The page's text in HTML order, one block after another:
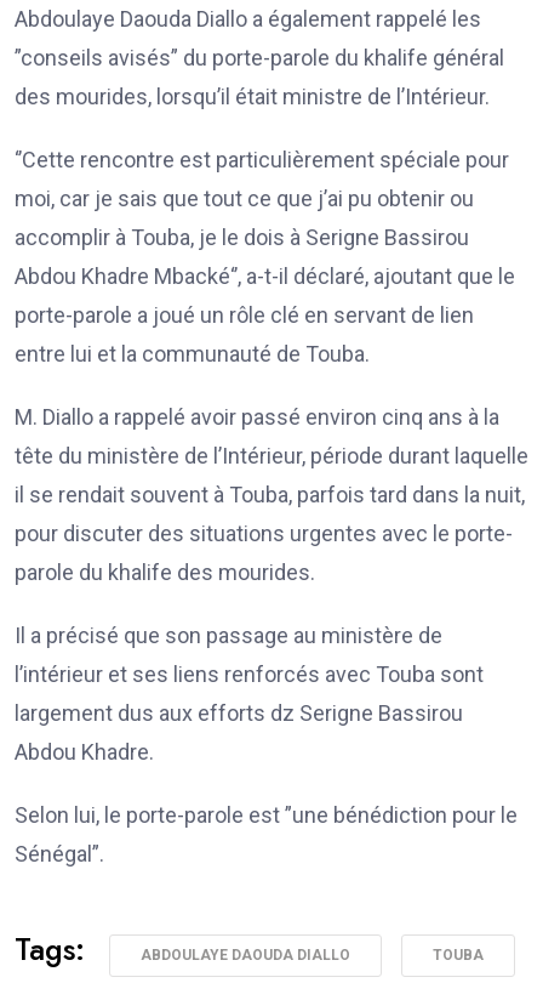
Abdoulaye Daouda Diallo a également rappelé les
”conseils avisés” du porte-parole du khalife général
des mourides, lorsqu’il était ministre de l’Intérieur.
‘’Cette rencontre est particulièrement spéciale pour
moi, car je sais que tout ce que j’ai pu obtenir ou
accomplir à Touba, je le dois à Serigne Bassirou
Abdou Khadre Mbacké‘’, a-t-il déclaré, ajoutant que le
porte-parole a joué un rôle clé en servant de lien
entre lui et la communauté de Touba.
M. Diallo a rappelé avoir passé environ cinq ans à la
tête du ministère de l’Intérieur, période durant laquelle
il se rendait souvent à Touba, parfois tard dans la nuit,
pour discuter des situations urgentes avec le porte-
parole du khalife des mourides.
Il a précisé que son passage au ministère de
l’intérieur et ses liens renforcés avec Touba sont
largement dus aux efforts dz Serigne Bassirou
Abdou Khadre.
Selon lui, le porte-parole est ”une bénédiction pour le
Sénégal”.
Tags: ABDOULAYE DAOUDA DIALLO TOUBA